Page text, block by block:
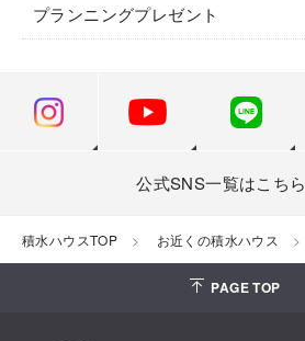
プランニングプレゼント
公式SNS一覧はこちら
積水ハウスTOP お近くの積水ハウス
PAGE TOP